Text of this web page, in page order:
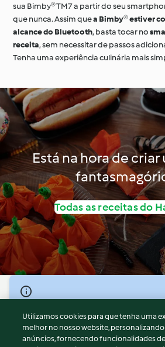
sua Bimby® TM7 a partir do seu
que nunca. Assim quea Bimby® estiver
alcance do Bluetooth, basta tocar no
receita, sem necessitar de passos
Tenha uma experiência culinária mais
Está na hora de criar
Todas as receitas do
© Copyright 2026
Termos de Utilização
Aviso sobre Proteção de Dados
Utilizamos cookies para que tenha uma
melhor no nosso website,
anúncios, fornecendo funcionalidades de